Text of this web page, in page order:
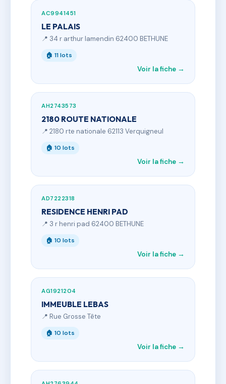
AC9941451
LE PALAIS
📍 34 r arthur lamendin 62400 BETHUNE
🏠 11 lots
Voir la fiche →
AH2743573
2180 ROUTE NATIONALE
📍 2180 rte nationale 62113 Verquigneul
🏠 10 lots
Voir la fiche →
AD7222318
RESIDENCE HENRI PAD
📍 3 r henri pad 62400 BETHUNE
🏠 10 lots
Voir la fiche →
AG1921204
IMMEUBLE LEBAS
📍 Rue Grosse Tête
🏠 10 lots
Voir la fiche →